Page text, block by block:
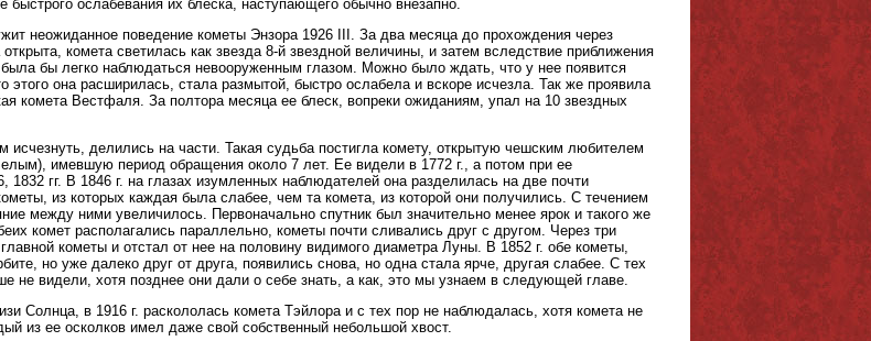
быстрого ослабевания их блеска, наступающего обычно внезапно.
неожиданное поведение кометы Энзора 1926 III. За два месяца до прохождения через
комета светилась как звезда 8-й звездной величины, и затем вследствие приближения
бы легко наблюдаться невооруженным глазом. Можно было ждать, что у нее появится
этого она расширилась, стала размытой, быстро ослабела и вскоре исчезла. Так же проявила
комета Вестфаля. За полтора месяца ее блеск, вопреки ожиданиям, упал на 10 звездных
исчезнуть, делились на части. Такая судьба постигла комету, открытую чешским любителем
имевшую период обращения около 7 лет. Ее видели в 1772 г., а потом при ее
1832 гг. В 1846 г. на глазах изумленных наблюдателей она разделилась на две почти
из которых каждая была слабее, чем та комета, из которой они получились. С течением
между ними увеличилось. Первоначально спутник был значительно менее ярок и такого же
комет располагались параллельно, кометы почти сливались друг с другом. Через три
кометы и отстал от нее на половину видимого диаметра Луны. В 1852 г. обе кометы,
но уже далеко друг от друга, появились снова, но одна стала ярче, другая слабее. С тех
не видели, хотя позднее они дали о себе знать, а как, это мы узнаем в следующей главе.
Солнца, в 1916 г. раскололась комета Тэйлора и с тех пор не наблюдалась, хотя комета не
из ее осколков имел даже свой собственный небольшой хвост.